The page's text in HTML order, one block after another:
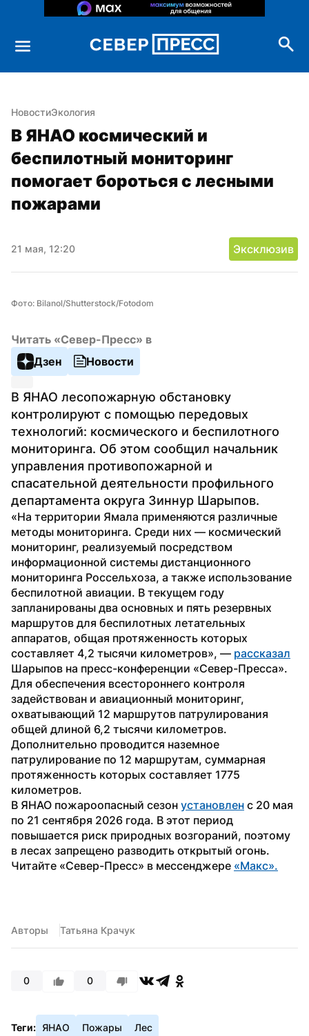
НовостиЭкология
В ЯНАО космический и
беспилотный мониторинг
помогает бороться с лесными
пожарами
21 мая, 12:20 Эксклюзив
Фото: Bilanol/Shutterstock/Fotodom
Читать «Север-Пресс» в
Дзен
Новости
В ЯНАО лесопожарную обстановку
контролируют с помощью передовых
технологий: космического и беспилотного
мониторинга. Об этом сообщил начальник
управления противопожарной и
спасательной деятельности профильного
департамента округа Зиннур Шарыпов.
«На территории Ямала применяются различные
методы мониторинга. Среди них — космический
мониторинг, реализуемый посредством
информационной системы дистанционного
мониторинга Россельхоза, а также использование
беспилотной авиации. В текущем году
запланированы два основных и пять резервных
маршрутов для беспилотных летательных
аппаратов, общая протяженность которых
составляет 4,2 тысячи километров», — рассказал
Шарыпов на пресс-конференции «Север-Пресса».
Для обеспечения всестороннего контроля
задействован и авиационный мониторинг,
охватывающий 12 маршрутов патрулирования
общей длиной 6,2 тысячи километров.
Дополнительно проводится наземное
патрулирование по 12 маршрутам, суммарная
протяженность которых составляет 1775
километров.
В ЯНАО пожароопасный сезон установлен с 20 мая
по 21 сентября 2026 года. В этот период
повышается риск природных возгораний, поэтому
в лесах запрещено разводить открытый огонь.
Читайте «Север-Пресс» в мессенджере «Макс».
Авторы Татьяна Крачук
0 0
Теги: ЯНАО Пожары Лес